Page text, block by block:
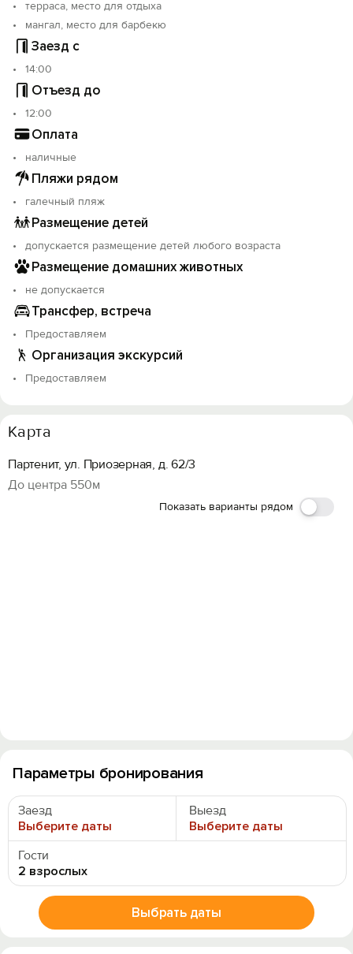
Параметры бронирования
Заезд
Выберите даты
Выезд
Выберите даты
Гости
2 взрослых
Выбрать даты
терраса, место для отдыха
мангал, место для барбекю
Заезд с
14:00
Отъезд до
12:00
Оплата
наличные
Пляжи рядом
галечный пляж
Размещение детей
допускается размещение детей любого возраста
Размещение домашних животных
не допускается
Трансфер, встреча
Предоставляем
Организация экскурсий
Предоставляем
Карта
Партенит, ул. Приозерная, д. 62/3
До центра 550м
Показать варианты рядом